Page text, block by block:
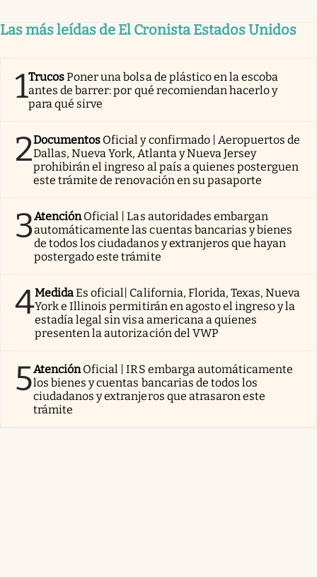
Las más leídas de El Cronista Estados Unidos
1TrucosPoner una bolsa de plástico en la escoba
antes de barrer: por qué recomiendan hacerlo y
para qué sirve
2Documentos Oficial y confirmado | Aeropuertos de
Dallas, Nueva York, Atlanta y Nueva Jersey
prohibirán el ingreso al país a quienes posterguen
este trámite de renovación en su pasaporte
3AtenciónOficial | Las autoridades embargan
automáticamente las cuentas bancarias y bienes
de todos los ciudadanos y extranjeros que hayan
postergado este trámite
4MedidaEs oficial| California, Florida, Texas, Nueva
York e Illinois permitirán en agosto el ingreso y la
estadía legal sin visa americana a quienes
presenten la autorización del VWP
5AtenciónOficial | IRS embarga automáticamente
los bienes y cuentas bancarias de todos los
ciudadanos y extranjeros que atrasaron este
trámite